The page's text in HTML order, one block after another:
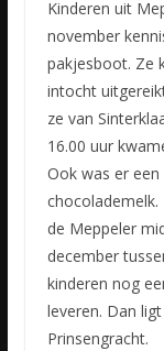
Kinderen uit
november
pakjesboot. Ze
intocht
ze van
16.00 uur
Ook was er
de Meppeler
december
kinderen nog
leveren. Dan
Prinsengracht.